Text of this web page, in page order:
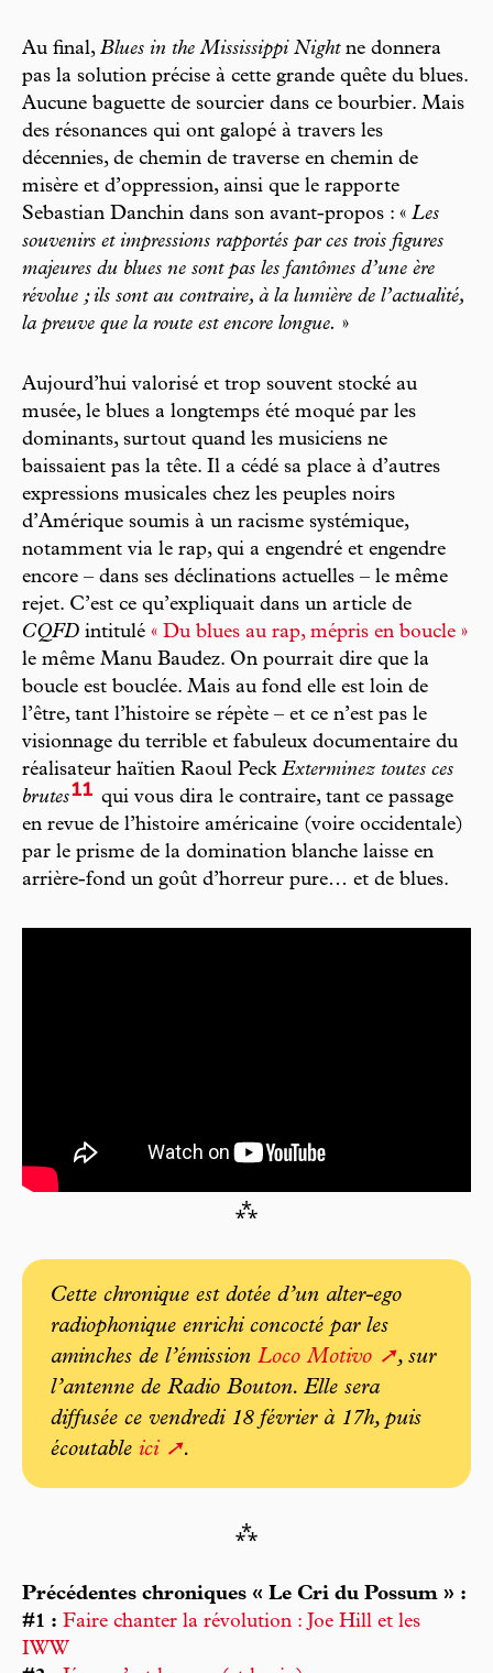
Au final, Blues in the Mississippi Nightne donnera
pas la solution précise à cette grande quête du blues.
Aucune baguette de sourcier dans ce bourbier. Mais
des résonances qui ont galopé à travers les
décennies, de chemin de traverse en chemin de
misère et d’oppression, ainsi que le rapporte
Sebastian Danchin dans son avant-propos : « Les
souvenirs et impressions rapportés par ces trois figures
majeures du blues ne sont pas les fantômes d’une ère
révolue ; ils sont au contraire, à la lumière de l’actualité,
la preuve que la route est encore longue. »
Aujourd’hui valorisé et trop souvent stocké au
musée, le blues a longtemps été moqué par les
dominants, surtout quand les musiciens ne
baissaient pas la tête. Il a cédé sa place à d’autres
expressions musicales chez les peuples noirs
d’Amérique soumis à un racisme systémique,
notamment via le rap, qui a engendré et engendre
encore – dans ses déclinations actuelles – le même
rejet. C’est ce qu’expliquait dans un article de
CQFD intitulé « Du blues au rap, mépris en boucle »
le même Manu Baudez. On pourrait dire que la
boucle est bouclée. Mais au fond elle est loin de
l’être, tant l’histoire se répète – et ce n’est pas le
visionnage du terrible et fabuleux documentaire du
réalisateur haïtien Raoul Peck Exterminez toutes ces
brutes11 qui vous dira le contraire, tant ce passage
en revue de l’histoire américaine (voire occidentale)
par le prisme de la domination blanche laisse en
arrière-fond un goût d’horreur pure… et de blues.
⁂
Cette chronique est dotée d’un alter-ego
radiophonique enrichi concocté par les
aminches de l’émission Loco Motivo
, sur
l’antenne de Radio Bouton. Elle sera
diffusée ce vendredi 18 février à 17h, puis
écoutable ici .
⁂
Précédentes chroniques « Le Cri du Possum » :
#1 : Faire chanter la révolution : Joe Hill et les
IWW